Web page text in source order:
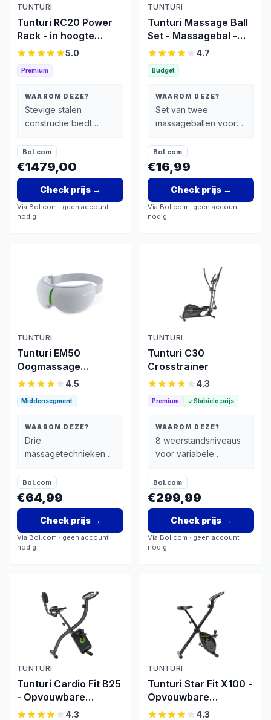
TUNTURI
Tunturi RC20 Power
Rack - in hoogte
verstelbare pull-up
5.0
Premium
WAAROM DEZE?
Stevige stalen
constructie biedt
lichaamsgewichten
Bol.com
€1479,00
Check prijs→
Via Bol.com · geen account
nodig
TUNTURI
Tunturi Massage Ball
Set - Massagebal -
Set Van Twee
Massageballen - Kurk
4.7
Budget
WAAROM DEZE?
Set van twee
massageballen voor
Bol.com
€16,99
Check prijs→
Via Bol.com · geen account
nodig
TUNTURI
Tunturi EM50
Oogmassage
Apparaat 4.5
Middensegment
WAAROM DEZE?
Drie
massagetechnieken
luchtkompressie) voor
effectieve
ontspanning
Bol.com
€64,99
Check prijs→
Via Bol.com · geen account
nodig
TUNTURI
Tunturi C30
Crosstrainer
4.3
Premium Stabiele prijs
WAAROM DEZE?
8 weerstandsniveaus
voor variabele
Bol.com
€299,99
Check prijs→
Via Bol.com · geen account
nodig
TUNTURI
Tunturi Cardio Fit B25
- Opvouwbare
Hometrainer
4.3
TUNTURI
Tunturi Star Fit X100 -
Opvouwbare
Hometrainer
4.3